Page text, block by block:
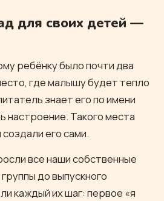
для своих детей —
ребёнку было почти два
где малышу будет тепло
знает его по имени
настроение. Такого места
его сами.
все наши собственные
до выпускного
каждый их шаг: первое «я